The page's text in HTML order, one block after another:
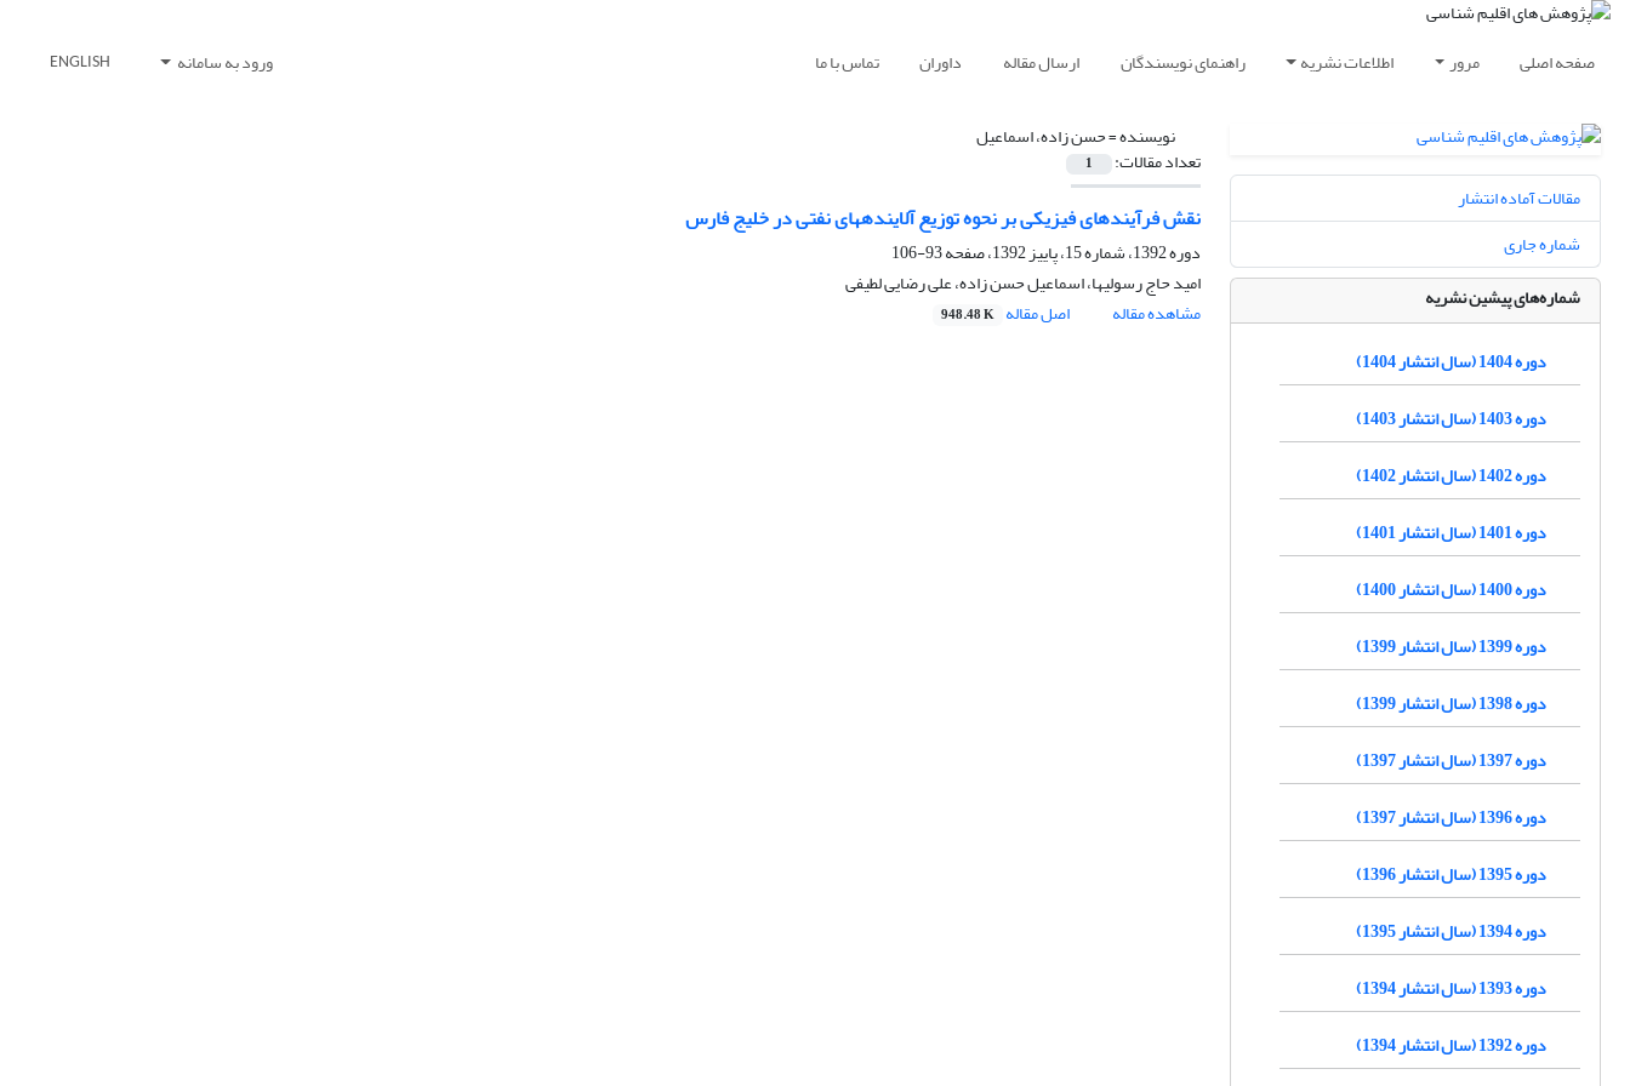
صفحه اصلی مرور اطلاعات نشریه راهنمای نویسندگان ارسال مقاله داوران تماس با ما ورود به سامانه ENGLISH
نویسنده =حسن ‏زاده، اسماعیل
تعداد مقالات: 1
نقش فرآیندهای فیزیکی بر نحوه توزیع آلاینده‏های نفتی در خلیج فارس
دوره 1392، شماره 15، پاییز 1392، صفحه
93-106
امید حاج ‏رسولیها، اسماعیل حسن ‏زاده، علی رضایی لطیفی
مشاهده مقاله
اصل مقاله 948.48 K
مقالات آماده انتشار
شماره جاری
شماره‌های پیشین نشریه
دوره 1404 (سال انتشار 1404)
دوره 1403 (سال انتشار 1403)
دوره 1402 (سال انتشار 1402)
دوره 1401 (سال انتشار 1401)
دوره 1400 (سال انتشار 1400)
دوره 1399 (سال انتشار 1399)
دوره 1398 (سال انتشار 1399)
دوره 1397 (سال انتشار 1397)
دوره 1396 (سال انتشار 1397)
دوره 1395 (سال انتشار 1396)
دوره 1394 (سال انتشار 1395)
دوره 1393 (سال انتشار 1394)
دوره 1392 (سال انتشار 1394)